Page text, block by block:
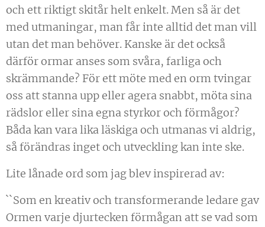
och ett riktigt skitår helt enkelt. Men så är det
med utmaningar, man får inte alltid det man vill
utan det man behöver. Kanske är det också
därför ormar anses som svåra, farliga och
skrämmande? För ett möte med en orm tvingar
oss att stanna upp eller agera snabbt, möta sina
rädslor eller sina egna styrkor och förmågor?
Båda kan vara lika läskiga och utmanas vi aldrig,
så förändras inget och utveckling kan inte ske.
Lite lånade ord som jag blev inspirerad av:
``Som en kreativ och transformerande ledare gav
Ormen varje djurtecken förmågan att se vad som